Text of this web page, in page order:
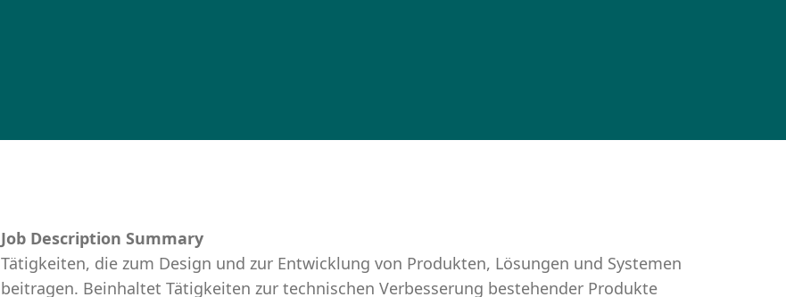
Job Description Summary
Tätigkeiten, die zum Design und zur Entwicklung von Produkten, Lösungen und Systemen
beitragen. Beinhaltet Tätigkeiten zur technischen Verbesserung bestehender Produkte